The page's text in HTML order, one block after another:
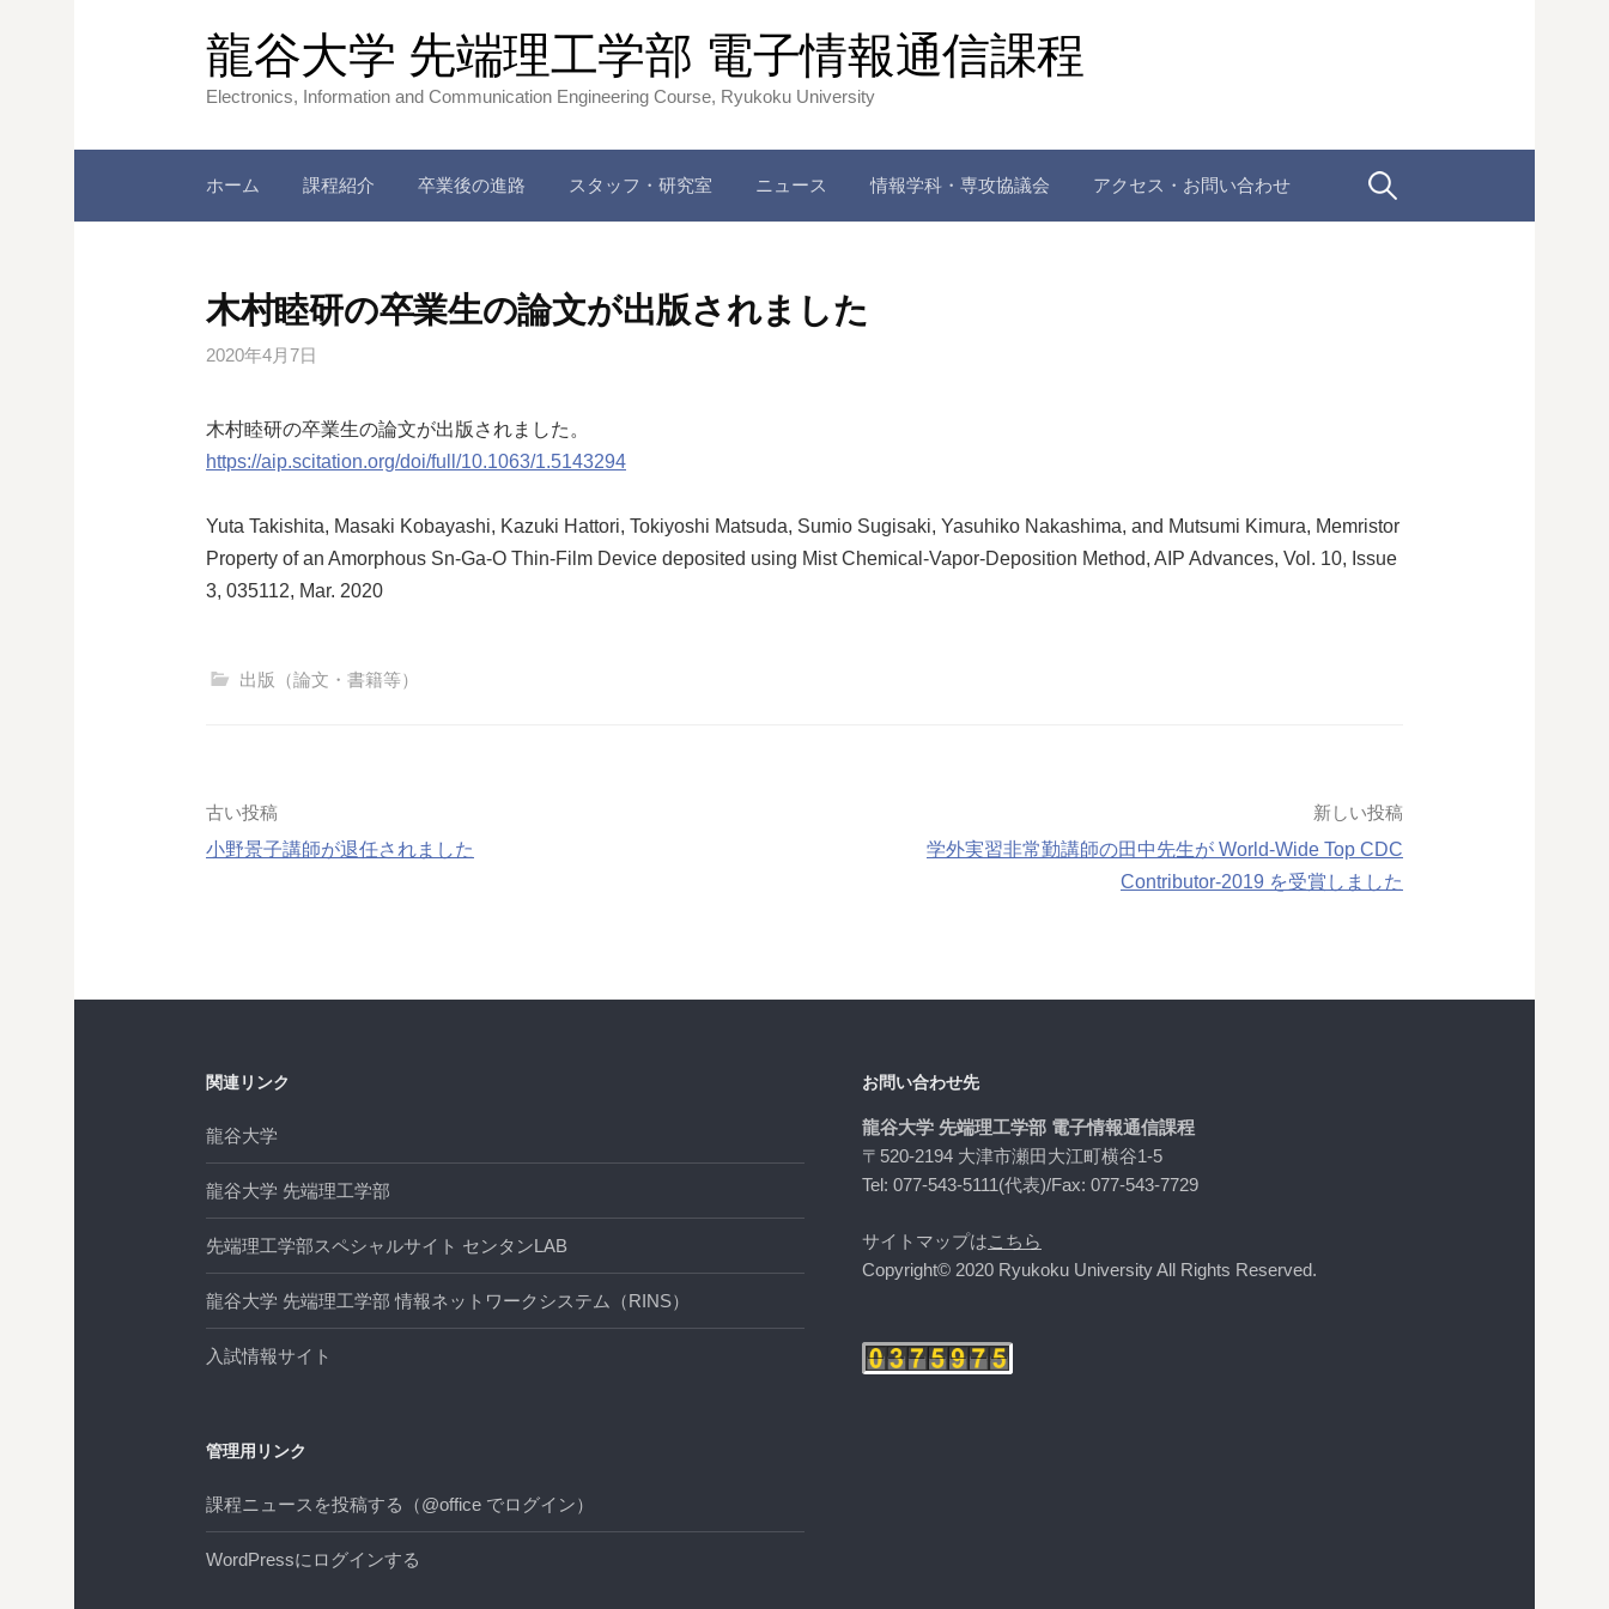
龍谷大学 先端理工学部 電子情報通信課程
Electronics, Information and Communication Engineering Course, Ryukoku University
ホーム 課程紹介 卒業後の進路 スタッフ・研究室 ニュース 情報学科・専攻協議会 アクセス・お問い合わせ 検
木村睦研の卒業生の論文が出版されました
2020年4月7日
木村睦研の卒業生の論文が出版されました。
https://aip.scitation.org/doi/full/10.1063/1.5143294
Yuta Takishita, Masaki Kobayashi, Kazuki Hattori, Tokiyoshi Matsuda, Sumio Sugisaki, Yasuhiko Nakashima, and Mutsumi Kimura, Memristor
Property of an Amorphous Sn-Ga-O Thin-Film Device deposited using Mist Chemical-Vapor-Deposition Method, AIP Advances, Vol. 10, Issue
3, 035112, Mar. 2020
出版（論文・書籍等）
投
稿
ゲ
ョ
ン
古い投稿
小野景子講師が退任されました
新しい投稿
学外実習非常勤講師の田中先生が World-Wide Top CDC
Contributor-2019 を受賞しました
関連リンク
龍谷大学
龍谷大学 先端理工学部
先端理工学部スペシャルサイト センタンLAB
龍谷大学 先端理工学部 情報ネットワークシステム（RINS）
入試情報サイト
管理用リンク
課程ニュースを投稿する（@office でログイン）
WordPressにログインする
お問い合わせ先
龍谷大学 先端理工学部 電子情報通信課程
〒520-2194 大津市瀬田大江町横谷1-5
Tel: 077-543-5111(代表)/Fax: 077-543-7729
サイトマップはこちら
Copyright© 2020 Ryukoku University All Rights Reserved.